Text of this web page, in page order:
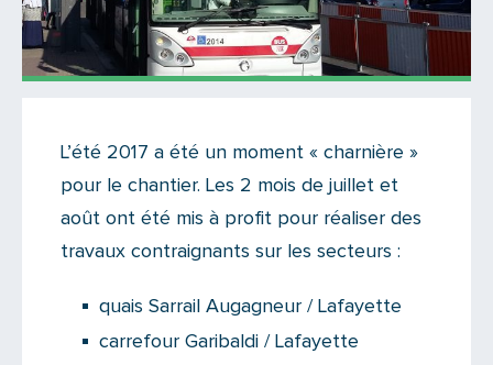
Il y a 14 commentaires sur cet article
Ajoutez le vôtre
L’été 2017 a été un moment « charnière »
pour le chantier. Les 2 mois de juillet et
août ont été mis à profit pour réaliser des
travaux contraignants sur les secteurs :
quais Sarrail Augagneur / Lafayette
carrefour Garibaldi / Lafayette